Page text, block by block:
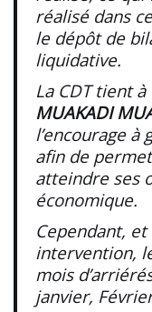
réalisé dans
le dépôt de
liquidative.
La CDT tient
MUAKADI
l’encourage
afin de
atteindre ses
économique.
Cependant, et
intervention,
mois
janvier,